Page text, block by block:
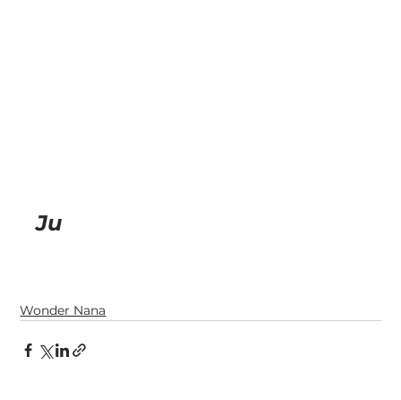
Ju
Wonder Nana